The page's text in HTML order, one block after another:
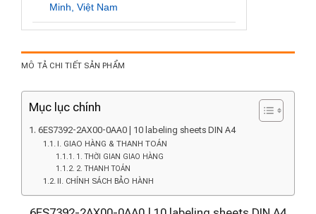
Minh, Việt Nam
MÔ TẢ CHI TIẾT SẢN PHẨM
Mục lục chính
6ES7392-2AX00-0AA0 | 10 labeling sheets DIN A4
I. GIAO HÀNG & THANH TOÁN
1. THỜI GIAN GIAO HÀNG
2. THANH TOÁN
II. CHÍNH SÁCH BẢO HÀNH